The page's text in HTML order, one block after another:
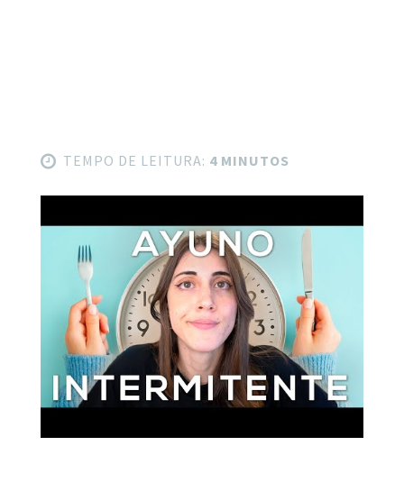
TEMPO DE LEITURA: 4 MINUTOS